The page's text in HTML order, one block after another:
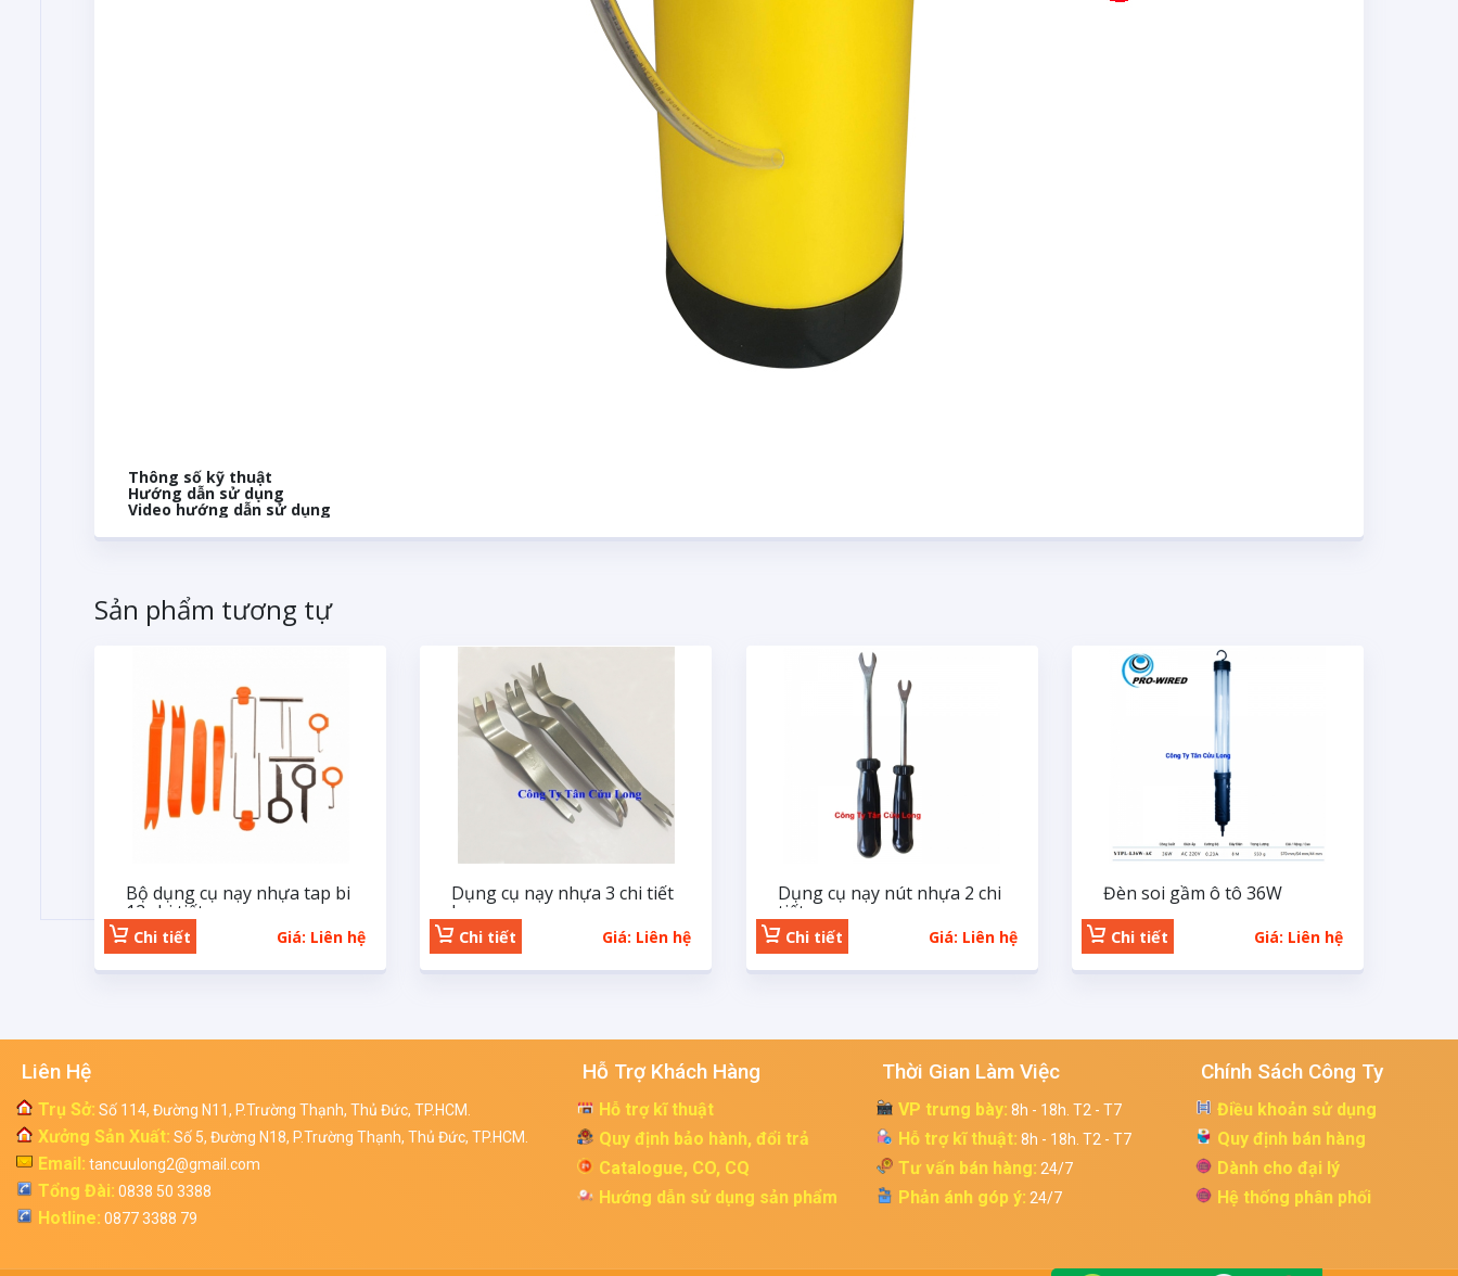
Thông số kỹ thuật
Hướng dẫn sử dụng
Video hướng dẫn sử dụng
Sản phẩm tương tự
Bộ dụng cụ nạy nhựa tap bi
12 chi tiết
Giá: Liên hệ
Chi tiết
Dụng cụ nạy nhựa 3 chi tiết
Inox
Giá: Liên hệ
Chi tiết
Dụng cụ nạy nút nhựa 2 chi
tiết
Giá: Liên hệ
Chi tiết
Đèn soi gầm ô tô 36W
Giá: Liên hệ
Chi tiết
Liên Hệ
Trụ Sở: Số 114, Đường N11, P.Trường Thạnh, Thủ Đức, TP.HCM.
Xưởng Sản Xuất: Số 5, Đường N18, P.Trường Thạnh, Thủ Đức, TP.HCM.
Email: tancuulong2@gmail.com
Tổng Đài: 0838 50 3388
Hotline: 0877 3388 79
Hỗ Trợ Khách Hàng
Hỗ trợ kĩ thuật
Quy định bảo hành, đổi trả
Catalogue, CO, CQ
Hướng dẫn sử dụng sản phẩm
Thời Gian Làm Việc
VP trưng bày: 8h - 18h. T2 - T7
Hỗ trợ kĩ thuật: 8h - 18h. T2 - T7
Tư vấn bán hàng: 24/7
Phản ánh góp ý: 24/7
Chính Sách Công Ty
Điều khoản sử dụng
Quy định bán hàng
Dành cho đại lý
Hệ thống phân phối